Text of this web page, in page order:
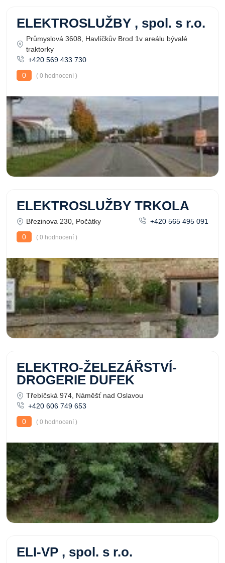
ELEKTROSLUŽBY , spol. s r.o.
Průmyslová 3608, Havlíčkův Brod 1v areálu bývalé
traktorky
+420 569 433 730
0
( 0 hodnocení )
ELEKTROSLUŽBY TRKOLA
Březinova 230, Počátky
+420 565 495 091
0
( 0 hodnocení )
ELEKTRO-ŽELEZÁŘSTVÍ-
DROGERIE DUFEK
Třebíčská 974, Náměšť nad Oslavou
+420 606 749 653
0
( 0 hodnocení )
ELI-VP , spol. s r.o.